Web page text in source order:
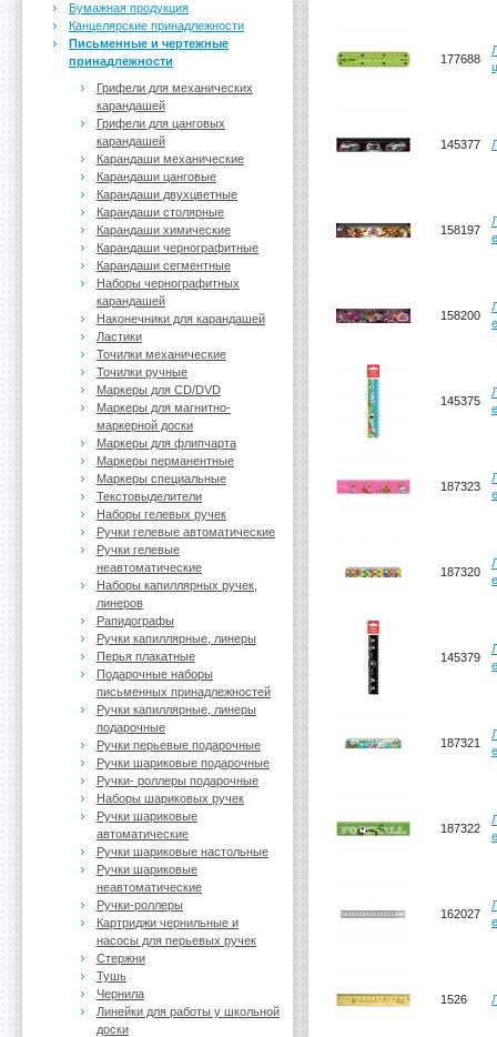
177688
145377
158197
158200
145375
187323
187320
145379
187321
187322
162027
1526
Бумажная продукция
Канцелярские принадлежности
Письменные и чертежные
принадлежности
Грифели для механических
карандашей
Грифели для цанговых
карандашей
Карандаши механические
Карандаши цанговые
Карандаши двухцветные
Карандаши столярные
Карандаши химические
Карандаши чернографитные
Карандаши сегментные
Наборы чернографитных
карандашей
Наконечники для карандашей
Ластики
Точилки механические
Точилки ручные
Маркеры для CD/DVD
Маркеры для магнитно-
маркерной доски
Маркеры для флипчарта
Маркеры перманентные
Маркеры специальные
Текстовыделители
Наборы гелевых ручек
Ручки гелевые автоматические
Ручки гелевые
неавтоматические
Наборы капиллярных ручек,
линеров
Рапидографы
Ручки капиллярные, линеры
Перья плакатные
Подарочные наборы
письменных принадлежностей
Ручки капиллярные, линеры
подарочные
Ручки перьевые подарочные
Ручки шариковые подарочные
Ручки- роллеры подарочные
Наборы шариковых ручек
Ручки шариковые
автоматические
Ручки шариковые настольные
Ручки шариковые
неавтоматические
Ручки-роллеры
Картриджи чернильные и
насосы для перьевых ручек
Стержни
Тушь
Чернила
Линейки для работы у школьной
доски